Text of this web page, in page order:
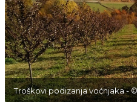
Troškovi podizanja voćnjaka -